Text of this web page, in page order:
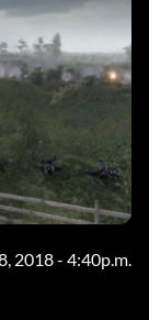
2018 - 4:40p.m.